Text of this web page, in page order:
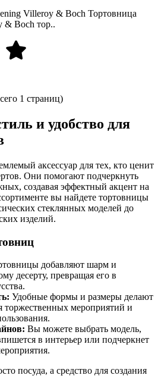
Villeroy & Boch Тортовница
& Boch тор..
1 страниц)
и удобство для
аксессуар для тех, кто ценит
Они помогают подчеркнуть
создавая эффектный акцент на
вы найдете тортовницы
стеклянных моделей до
изделий.
добавляют шарм и
десерту, превращая его в
Удобные формы и размеры делают
торжественных мероприятий и
Вы можете выбрать модель,
в интерьер или подчеркнет
посуда, а средство для создания